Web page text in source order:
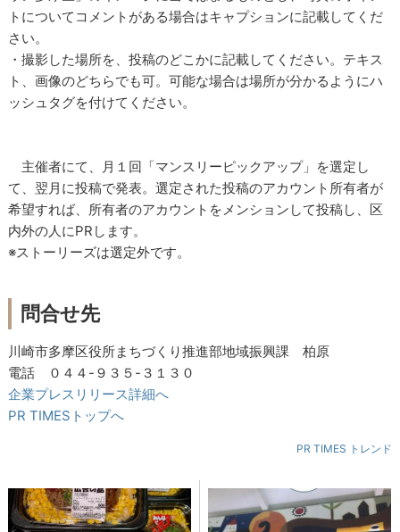
トについてコメントがある場合はキャプションに記載してくだ
さい。
・撮影した場所を、投稿のどこかに記載してください。テキス
ト、画像のどちらでも可。可能な場合は場所が分かるようにハ
ッシュタグを付けてください。
主催者にて、月１回「マンスリーピックアップ」を選定し
て、翌月に投稿で発表。選定された投稿のアカウント所有者が
希望すれば、所有者のアカウントをメンションして投稿し、区
内外の人にPRします。
※ストーリーズは選定外です。
問合せ先
川崎市多摩区役所まちづくり推進部地域振興課 柏原
電話 ０４４-９３５-３１３０
企業プレスリリース詳細へ
PR TIMESトップへ
PR TIMES トレンド